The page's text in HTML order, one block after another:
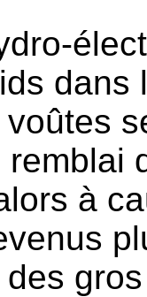
dans
à